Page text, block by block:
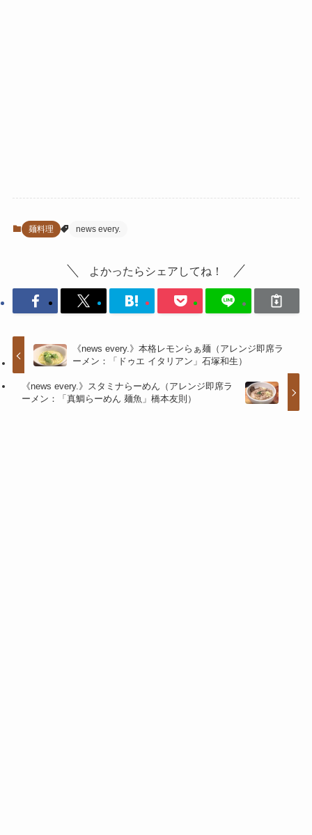
麺料理 news every.
よかったらシェアしてね！
《news every.》本格レモンらぁ麺（アレンジ即席ラ
ーメン：「ドゥエ イタリアン」石塚和生）
《news every.》スタミナらーめん（アレンジ即席ラ
ーメン：「真鯛らーめん 麺魚」橋本友則）